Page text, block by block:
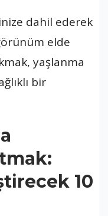
dahil ederek
elde
yaşlanma
bir
10